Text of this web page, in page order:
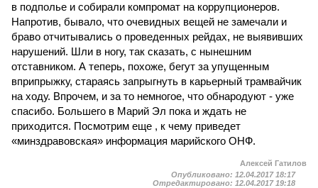
в подполье и собирали компромат на коррупционеров.
Напротив, бывало, что очевидных вещей не замечали и
браво отчитывались о проведенных рейдах, не выявивших
нарушений. Шли в ногу, так сказать, с нынешним
отставником. А теперь, похоже, бегут за упущенным
вприпрыжку, стараясь запрыгнуть в карьерный трамвайчик
на ходу. Впрочем, и за то немногое, что обнародуют - уже
спасибо. Большего в Марий Эл пока и ждать не
приходится. Посмотрим еще , к чему приведет
«минздравовская» информация марийского ОНФ.
Алексей Гатилов
Опубликовано: 12.04.2017 18:17
Отредактировано: 12.04.2017 19:18